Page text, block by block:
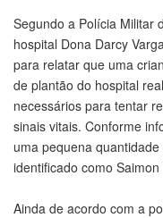
Segundo a Polícia Militar
hospital Dona Darcy
para relatar que uma
de plantão do hospital
necessários para tentar
sinais vitais. Conforme
uma pequena
identificado como
Ainda de acordo com a